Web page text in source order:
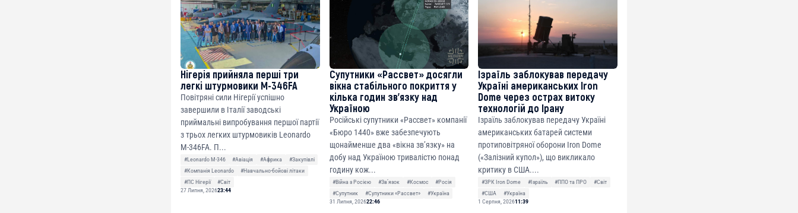
Нігерія прийняла перші три
легкі штурмовики M-346FA
Повітряні сили Нігерії успішно
завершили в Італії заводські
приймальні випробування першої партії
з трьох легких штурмовиків Leonardo
M-346FA. П...
#Leonardo M-346 #Авіація #Африка
#Закупівлі
#Компанія Leonardo
#Навчально-бойові літаки
#ПС Нігерії
#Світ
27 Липня, 202623:44
Супутники «Рассвет» досягли
вікна стабільного покриття у
кілька годин зв’язку над
Україною
Російські супутники «Рассвет» компанії
«Бюро 1440» вже забезпечують
щонайменше два «вікна зв’язку» на
добу над Україною тривалістю понад
годину кож...
#Війна з Росією #Звʼязок #Космос
#Росія
#Супутник
#Супутники «Рассвет»
#Україна
31 Липня, 202622:46
Ізраїль заблокував передачу
Україні американських Iron
Dome через острах витоку
технологій до Ірану
Ізраїль заблокував передачу Україні
американських батарей системи
протиповітряної оборони Iron Dome
(«Залізний купол»), що викликало
критику в США....
#ЗРК Iron Dome #Ізраїль #ППО та ПРО
#Світ
#США
#Україна
1 Серпня, 202611:39